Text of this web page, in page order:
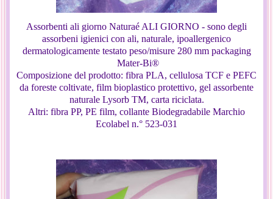
Assorbenti ali giorno Naturaé ALI GIORNO - sono degli
assorbeni igienici con ali, naturale, ipoallergenico
dermatologicamente testato peso/misure 280 mm packaging
Mater-Bi®
Composizione del prodotto: fibra PLA, cellulosa TCF e PEFC
da foreste coltivate, film bioplastico protettivo, gel assorbente
naturale Lysorb TM, carta riciclata.
Altri: fibra PP, PE film, collante Biodegradabile Marchio
Ecolabel n.° 523-031